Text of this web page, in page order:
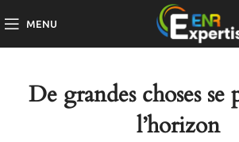
MENU
De grandes choses
l’horizon